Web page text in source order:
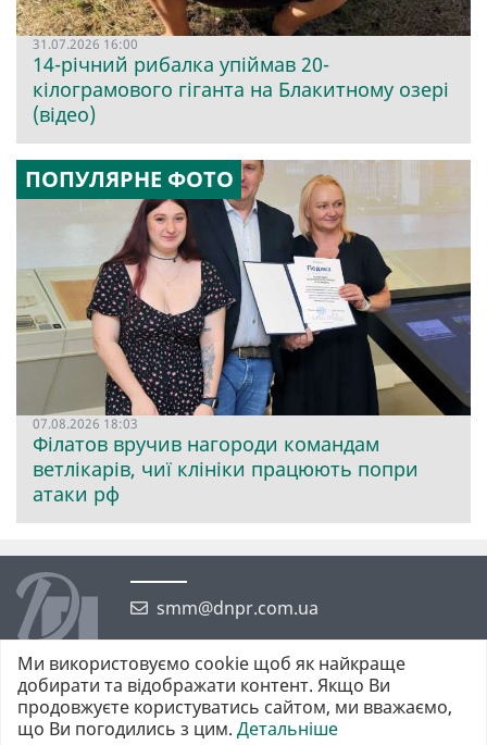
31.07.2026 16:00
14-річний рибалка упіймав 20-
кілограмового гіганта на Блакитному озері
(відео)
ПОПУЛЯРНЕ ФОТО
07.08.2026 18:03
Філатов вручив нагороди командам
ветлікарів, чиї клініки працюють попри
атаки рф
smm@dnpr.com.ua
©2026 https://dnpr.com.ua Дніпровська порадниця
Ми використовуємо cookie щоб як найкраще
добирати та відображати контент. Якщо Ви
продовжуєте користуватись сайтом, ми вважаємо,
що Ви погодились з цим. Детальніше